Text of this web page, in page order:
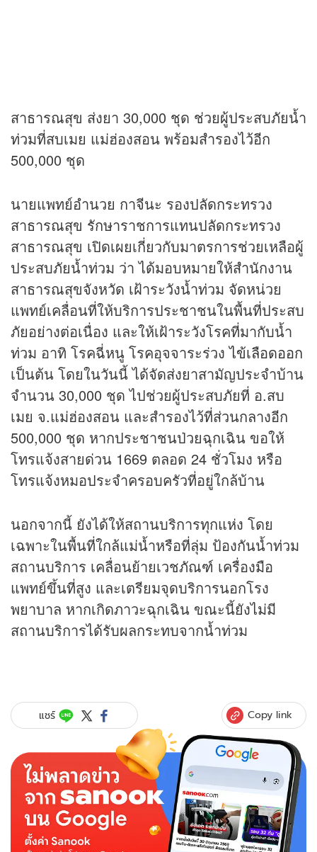
สาธารณสุข ส่งยา 30,000 ชุด ช่วยผู้ประสบภัยน้ำ
ท่วมที่สบเมย แม่ฮ่องสอน พร้อมสำรองไว้อีก
500,000 ชุด
นายแพทย์อำนวย กาจีนะ รองปลัดกระทรวง
สาธารณสุข รักษาราชการแทนปลัดกระทรวง
สาธารณสุข เปิดเผยเกี่ยวกับมาตรการช่วยเหลือผู้
ประสบภัยน้ำท่วม ว่า ได้มอบหมายให้สำนักงาน
สาธารณสุขจังหวัด เฝ้าระวังน้ำท่วม จัดหน่วย
แพทย์เคลื่อนที่ให้บริการประชาชนในพื้นที่ประสบ
ภัยอย่างต่อเนื่อง และให้เฝ้าระวังโรคที่มากับน้ำ
ท่วม อาทิ โรคฉี่หนู โรคอุจจาระร่วงไข้เลือดออก
เป็นต้น โดยในวันนี้ ได้จัดส่งยาสามัญประจำบ้าน
จำนวน 30,000 ชุด ไปช่วยผู้ประสบภัยที่ อ.สบ
เมย จ.แม่ฮ่องสอน และสำรองไว้ที่ส่วนกลางอีก
500,000 ชุด หากประชาชนป่วยฉุกเฉิน ขอให้
โทรแจ้งสายด่วน 1669 ตลอด 24 ชั่วโมง หรือ
โทรแจ้งหมอประจำครอบครัวที่อยู่ใกล้บ้าน
นอกจากนี้ ยังได้ให้สถานบริการทุกแห่ง โดย
เฉพาะในพื้นที่ใกล้แม่น้ำหรือที่ลุ่ม ป้องกันน้ำท่วม
สถานบริการ เคลื่อนย้ายเวชภัณฑ์ เครื่องมือ
แพทย์ขึ้นที่สูง และเตรียมจุดบริการนอกโรง
พยาบาล หากเกิดภาวะฉุกเฉิน ขณะนี้ยังไม่มี
สถานบริการได้รับผลกระทบจากน้ำท่วม
แชร์ Copy link